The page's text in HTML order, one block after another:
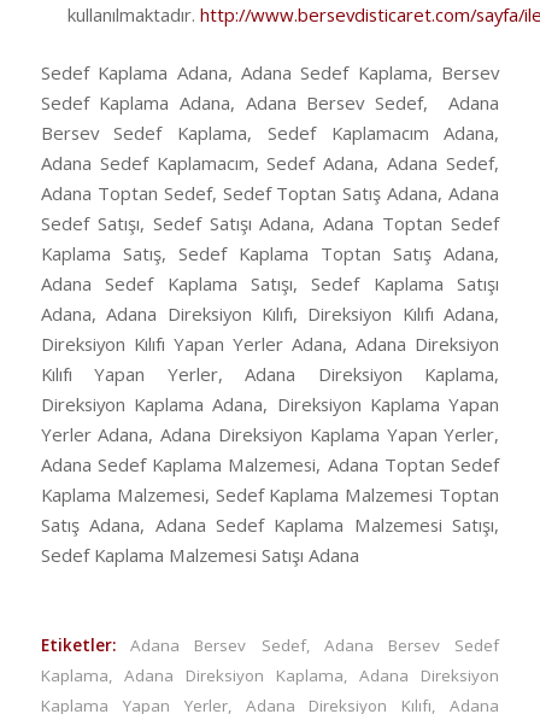
kullanılmaktadır. http://www.bersevdisticaret.com/sayfa/
Sedef Kaplama Adana, Adana Sedef Kaplama, Bersev
Sedef Kaplama Adana, Adana Bersev Sedef, Adana
Bersev Sedef Kaplama, Sedef Kaplamacım Adana,
Adana Sedef Kaplamacım, Sedef Adana, Adana Sedef,
Adana Toptan Sedef, Sedef Toptan Satış Adana, Adana
Sedef Satışı, Sedef Satışı Adana, Adana Toptan Sedef
Kaplama Satış, Sedef Kaplama Toptan Satış Adana,
Adana Sedef Kaplama Satışı, Sedef Kaplama Satışı
Adana, Adana Direksiyon Kılıfı, Direksiyon Kılıfı Adana,
Direksiyon Kılıfı Yapan Yerler Adana, Adana Direksiyon
Kılıfı Yapan Yerler, Adana Direksiyon Kaplama,
Direksiyon Kaplama Adana, Direksiyon Kaplama Yapan
Yerler Adana, Adana Direksiyon Kaplama Yapan Yerler,
Adana Sedef Kaplama Malzemesi, Adana Toptan Sedef
Kaplama Malzemesi, Sedef Kaplama Malzemesi Toptan
Satış Adana, Adana Sedef Kaplama Malzemesi Satışı,
Sedef Kaplama Malzemesi Satışı Adana
Etiketler: Adana Bersev Sedef, Adana Bersev Sedef
Kaplama, Adana Direksiyon Kaplama,Adana Direksiyon
Kaplama Yapan Yerler, Adana Direksiyon Kılıfı,Adana